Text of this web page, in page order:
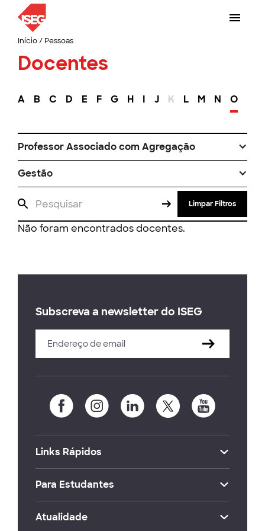
Início/ Pessoas
Docentes
A B C D E F G H I J K L M N O
Professor Associado com Agregação
Gestão
Limpar Filtros
Não foram encontrados docentes.
Subscreva a newsletter do ISEG
Links Rápidos
Para Estudantes
Atualidade